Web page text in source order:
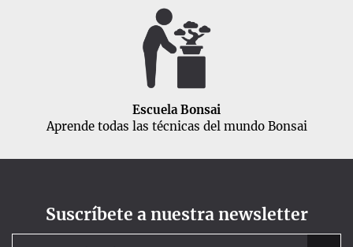
Escuela Bonsai
Aprende todas las técnicas del mundo Bonsai
Suscríbete a nuestra newsletter